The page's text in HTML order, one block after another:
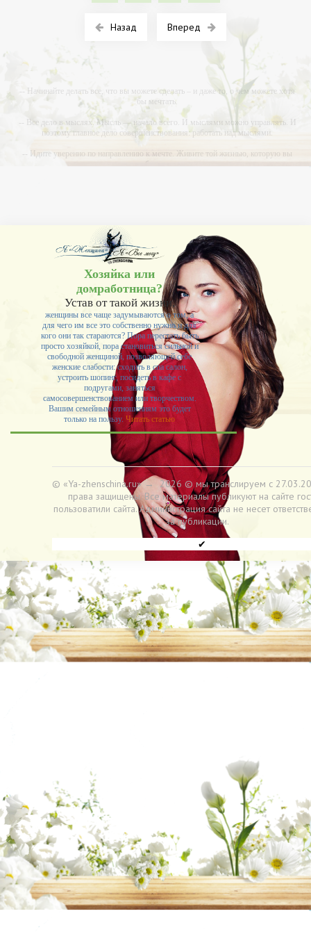
Назад Вперед
-- Начинайте делать все, что вы можете сделать – и даже то, о чем можете хотя
бы мечтать.
-- Все дело в мыслях. Мысль — начало всего. И мыслями можно управлять. И
поэтому главное дело совершенствования: работать над мыслями.
-- Идите уверенно по направлению к мечте. Живите той жизнью, которую вы
сами себе придумали.
ушей. Он никогда не бывает полезен никому, кроме того, кто его дал.
-- Люблю давать советы и очень не люблю, когда их дают мне.
Хозяйка или
домработница?
Устав от такой жизни,
женщины все чаще задумываются о том, а
для чего им все это собственно нужно и для
кого они так стараются? Пора перестать быть
просто хозяйкой, пора становиться сильной и
свободной женщиной, позволяющей себе
женские слабости: сходить в спа салон,
устроить шопинг, посидеть в кафе с
подругами, заняться
самосовершенствованием или творчеством.
Вашим семейным отношениям это будет
только на пользу. Читать статью
© «Ya-zhenschina.ru»→ 2026 © мы транслируем с
права защищены. Все материалы публикуют на сайте
пользоватили сайта. Администрация сайта не несет
за публикации.
✔